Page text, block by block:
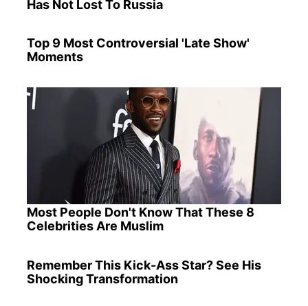
Has Not Lost To Russia
Top 9 Most Controversial 'Late Show'
Moments
Most People Don't Know That These 8
Celebrities Are Muslim
Remember This Kick-Ass Star? See His
Shocking Transformation